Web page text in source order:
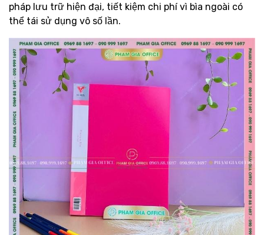
pháp lưu trữ hiện đại, tiết kiệm chi phí vì bìa ngoài có
thể tái sử dụng vô số lần.